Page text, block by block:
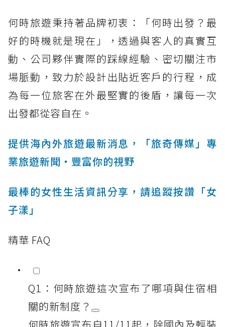
何時旅遊秉持著品牌初衷：「何時出發？最
好的時機就是現在」，透過與客人的真實互
動、公司夥伴實際的踩線經驗、密切關注市
場脈動，致力於設計出貼近客戶的行程，成
為每一位旅客在外最堅實的後盾，讓每一次
出發都從容自在。
提供海內外旅遊最新消息，「旅奇傳媒」專
業旅遊新聞‧豐富你的視野
最棒的女性生活資訊分享，請追蹤按讚「女
子漾」
精華 FAQ
Q1：何時旅遊這次宣布了哪項與住宿相
關的新制度？
何時旅遊宣布自11/11起，除國內及輕裝